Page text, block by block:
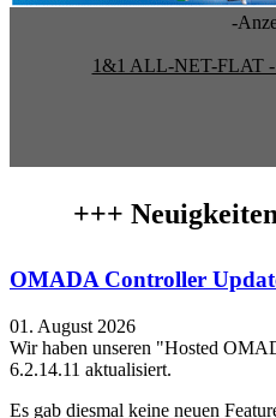
-
1&1 ALL-NET-FLAT -
+++
OMADA Controller
01. August 2026
Wir haben unseren "Hosted
6.2.14.11 aktualisiert.
Es gab diesmal keine neuen